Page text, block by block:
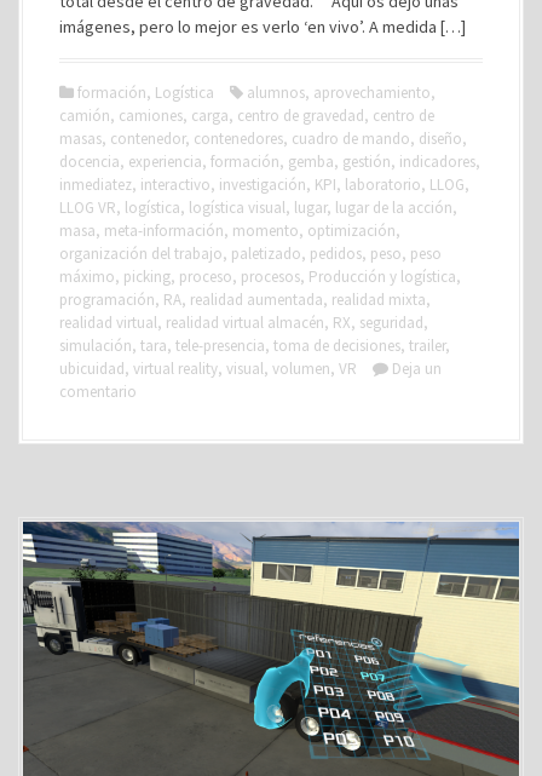
imágenes, pero lo mejor es verlo ‘en vivo’. A medida […]
formación, Logística alumnos, aprovechamiento,
camión, camiones, carga, centro de gravedad, centro de
masas, contenedor, contenedores, cuadro de mando, diseño,
docencia, experiencia, formación, gemba, gestión, indicadores,
inmediatez, interactivo, investigación, KPI, laboratorio, LLOG,
LLOG VR, logística, logística visual, lugar, lugar de la acción,
masa, meta-información, momento, optimización,
organización del trabajo, paletizado, pedidos, peso, peso
máximo, picking, proceso, procesos, Producción y logística,
programación, RA, realidad aumentada, realidad mixta,
realidad virtual, realidad virtual almacén, RX, seguridad,
simulación, tara, tele-presencia, toma de decisiones, trailer,
ubicuidad, virtual reality, visual, volumen, VR
Deja un
comentario